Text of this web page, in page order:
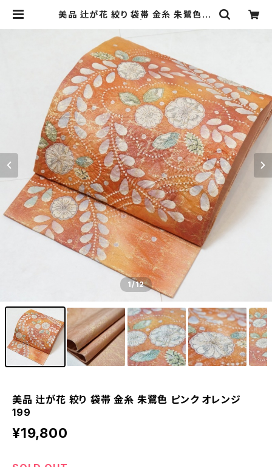
美品 辻が花 絞り 袋帯 金糸 朱鷺色 ピ
[online store] キモノリワ 着物 帯
1/12
美品 辻が花 絞り 袋帯 金糸 朱鷺色 ピンク オレンジ
199
¥19,800